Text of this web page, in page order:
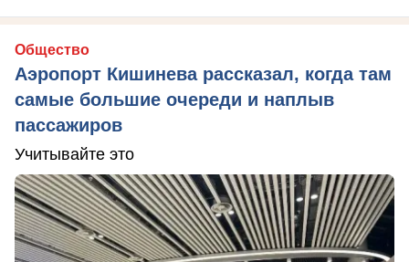
Общество
Аэропорт Кишинева рассказал, когда там
самые большие очереди и наплыв
пассажиров
Учитывайте это